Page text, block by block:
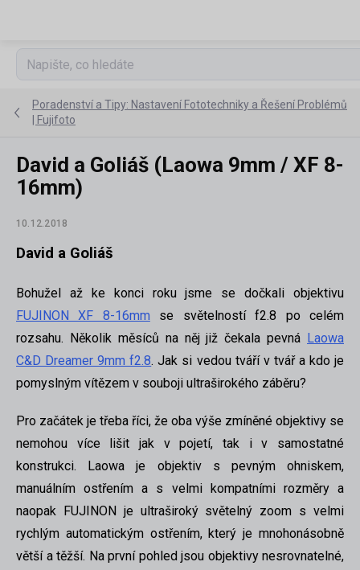
Poradenství a Tipy: Nastavení Fototechniky a Řešení Problémů
| Fujifoto
David a Goliáš (Laowa 9mm / XF 8-
16mm)
10.12.2018
David a Goliáš
Bohužel až ke konci roku jsme se dočkali objektivu
FUJINON XF 8-16mm se světelností f2.8 po celém
rozsahu. Několik měsíců na něj již čekala pevná Laowa
C&D Dreamer 9mm f2.8. Jak si vedou tváří v tvář a kdo je
pomyslným vítězem v souboji ultraširokého záběru?
Pro začátek je třeba říci, že oba výše zmíněné objektivy se
nemohou více lišit jak v pojetí, tak i v samostatné
konstrukci. Laowa je objektiv s pevným ohniskem,
manuálním ostřením a s velmi kompatními rozměry a
naopak FUJINON je ultraširoký světelný zoom s velmi
rychlým automatickým ostřením, který je mnohonásobně
větší a těžší. Na první pohled jsou objektivy nesrovnatelné,